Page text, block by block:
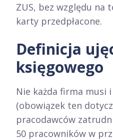
ZUS, bez względu na
karty przedpłacone.
Definicja
księgowego
Nie każda firma musi
(obowiązek ten
pracodawców
50 pracowników w